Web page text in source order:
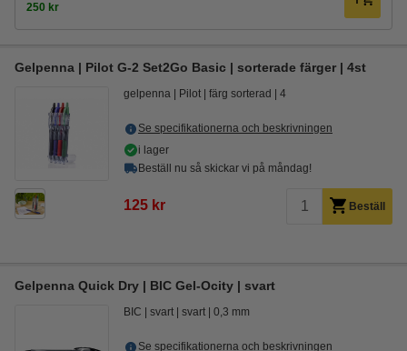
250 kr
Gelpenna | Pilot G-2 Set2Go Basic | sorterade färger | 4st
gelpenna Pilot färg sorterad 4
Se specifikationerna och beskrivningen
i lager
Beställ nu så skickar vi på måndag!
125 kr Beställ
Gelpenna Quick Dry | BIC Gel-Ocity | svart
BIC svart svart 0,3 mm
Se specifikationerna och beskrivningen